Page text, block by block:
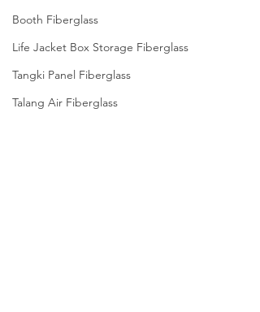
Booth Fiberglass
Life Jacket Box Storage Fiberglass
Tangki Panel Fiberglass
Talang Air Fiberglass